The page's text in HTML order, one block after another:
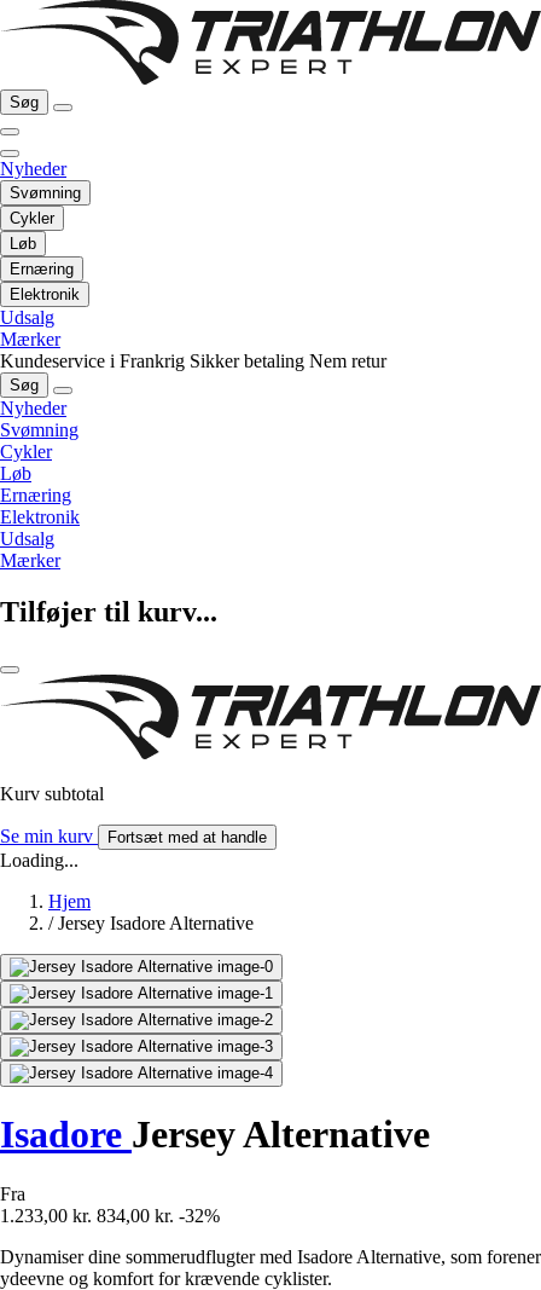
Søg
Nyheder
Svømning
Cykler
Løb
Ernæring
Elektronik
Udsalg
Mærker
Kundeservice i Frankrig Sikker betaling Nem retur
Søg
Nyheder
Svømning
Cykler
Løb
Ernæring
Elektronik
Udsalg
Mærker
Tilføjer til kurv...
Kurv subtotal
Se min kurv Fortsæt med at handle
Loading...
Hjem
/ Jersey Isadore Alternative
Isadore Jersey Alternative
Fra
1.233,00 kr. 834,00 kr. -32%
Dynamiser dine sommerudflugter med Isadore Alternative, som forener
ydeevne og komfort for krævende cyklister.